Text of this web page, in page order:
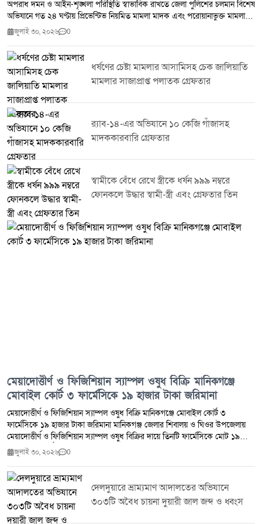
অপরাধ দমন ও আইন-শৃঙ্খলা পরিস্থিতি স্বাভাবিক রাখতে জেলা পুলিশের চলমান বিশেষ
অভিযানে গত ২৪ ঘণ্টায় প্রিভেন্টিভ নিয়মিত মামলা মাদক এবং পরোয়ানাভুক্ত মামলায়
মোট ২৫ জনকে গ্রেপ্তার করা হয়েছে।জেলা পুলিশ সূত্র জানায় সম্মানিত পুলিশ সুপারের
নির্দেশনায় জেলার সকল থানা ও ইউনিটের ইনচার্জদের নেতৃত্বে পরিচালিত এ অভিযানে
২৭৫ পিস ইয়াবা উদ্ধার করা হয়। একই সঙ্গে ৭ জন মাদক ব্যবসায়ীকে গ্রেপ্তার করা
হয়েছে।টাঙ্গাইল জেলা পুলিশ জানিয়েছে মাদক,সন্ত্রাস ও অন্যান্য অপরাধ দমনে এ
ধরনের অভিযান অব্যাহত থাকবে। অপরাধ নিয়ন্ত্রণে জনগণের সহযোগিতা কামনা করে
পুলিশ সবাইকে অপরাধ ও অপরাধীদের বিষয়ে তথ্য দিয়ে আইন-শৃঙ্খলা রক্ষায় সহায়তা
করার আহ্বান জানিয়েছে।
জুলাই ৩০, ২০২৬ 0
ধর্ষণের চেষ্টা মামলার আসামিসহ চেক জালিয়াতি
মামলার সাজাপ্রাপ্ত পলাতক গ্রেফতার
র‌্যাব-১৪-এর অভিযানে ১০ কেজি গাঁজাসহ
মাদককারবারি গ্রেফতার
স্বামীকে বেঁধে রেখে স্ত্রীকে ধর্ষন ৯৯৯ নম্বরে
ফোনকলে উদ্ধার স্বামী-স্ত্রী এবং গ্রেফতার তিন
মেয়াদোত্তীর্ণ ও ফিজিশিয়ান স্যাম্পল ওষুধ বিক্রি মানিকগঞ্জে
মোবাইল কোর্ট ৩ ফার্মেসিকে ১৯ হাজার টাকা জরিমানা
মেয়াদোত্তীর্ণ ও ফিজিশিয়ান স্যাম্পল ওষুধ বিক্রি মানিকগঞ্জে মোবাইল কোর্ট ৩
ফার্মেসিকে ১৯ হাজার টাকা জরিমানা মানিকগঞ্জ জেলার শিবালয় ও ঘিওর উপজেলায়
মেয়াদোত্তীর্ণ ও ফিজিশিয়ান স্যাম্পল ওষুধ বিক্রির দায়ে তিনটি ফার্মেসিকে মোট ১৯
হাজার টাকা অর্থদণ্ড প্রদান করেছে ভ্রাম্যমাণ আদালত।মঙ্গলবার (২৮ জুলাই ২০২৬)
ঔষধ প্রশাসন জেলা কার্যালয় মানিকগঞ্জ এবং জেলা প্রশাসন মানিকগঞ্জের সমন্বয়ে
শিবালয় ও ঘিওর উপজেলার মোট পাঁচটি ফার্মেসিতে মোবাইল কোর্ট পরিচালিত হয়।
অভিযান চলাকালে মেয়াদোত্তীর্ণ ওষুধ সংরক্ষণ ও বিক্রি এবং ফিজিশিয়ান স্যাম্পল বিক্রির
প্রমাণ পাওয়ায় ঔষধ ও কসমেটিক আইন ২০২৩-এর ৪০(খ) ও ৪০(গ) ধারায় তিনটি
ফার্মেসিকে সর্বমোট ১৯,০০০ (উনিশ হাজার) টাকা অর্থদণ্ড করা হয়।সংশ্লিষ্ট কর্তৃপক্ষ
জানিয়েছে, জনস্বাস্থ্য সুরক্ষা এবং নিরাপদ ওষুধ সরবরাহ নিশ্চিত করতে এ ধরনের
জুলাই ৩০, ২০২৬ 0
দেলদুয়ারে ভ্রাম্যমাণ আদালতের অভিযানে
৩০৩টি অবৈধ চায়না দুয়ারী জাল জব্দ ও ধ্বংস